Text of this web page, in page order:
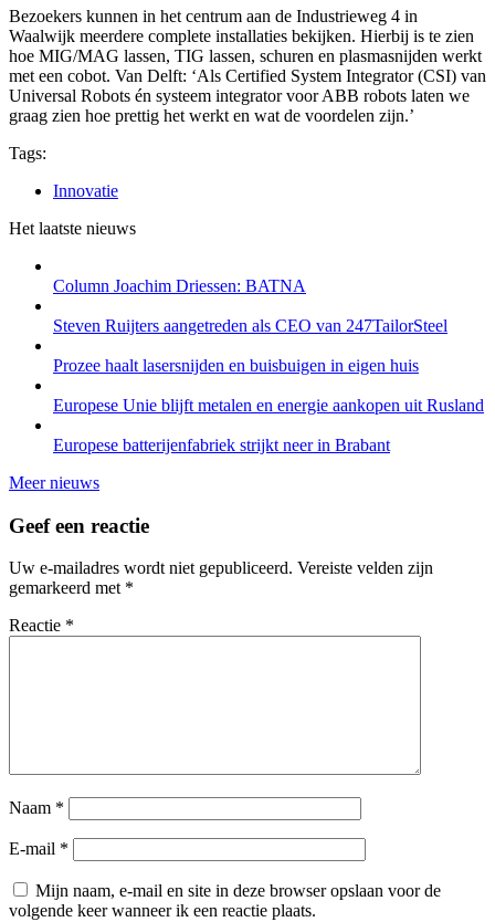
Bezoekers kunnen in het centrum aan de Industrieweg 4 in
Waalwijk meerdere complete installaties bekijken. Hierbij is te zien
hoe MIG/MAG lassen, TIG lassen, schuren en plasmasnijden werkt
met een cobot. Van Delft: ‘Als Certified System Integrator (CSI) van
Universal Robots én systeem integrator voor ABB robots laten we
graag zien hoe prettig het werkt en wat de voordelen zijn.’
Tags:
Innovatie
Het laatste nieuws
Column Joachim Driessen: BATNA
Steven Ruijters aangetreden als CEO van 247TailorSteel
Prozee haalt lasersnijden en buisbuigen in eigen huis
Europese Unie blijft metalen en energie aankopen uit Rusland
Europese batterijenfabriek strijkt neer in Brabant
Meer nieuws
Geef een reactie
Uw e-mailadres wordt niet gepubliceerd. Vereiste velden zijn
gemarkeerd met *
Reactie *
Naam *
E-mail *
Mijn naam, e-mail en site in deze browser opslaan voor de
volgende keer wanneer ik een reactie plaats.